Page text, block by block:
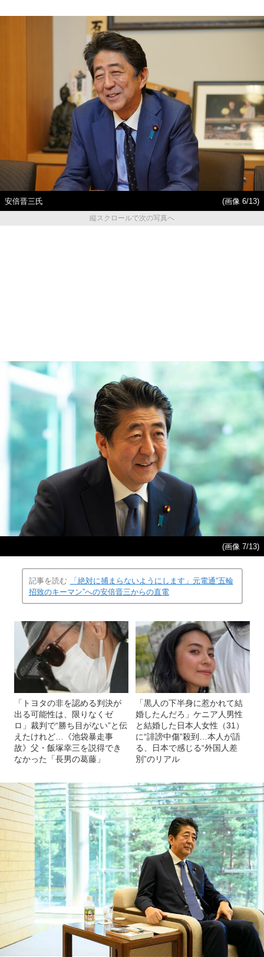
安倍晋三氏
(画像 6/13)
縦スクロールで次の写真へ
(画像 7/13)
記事を読む
「絶対に捕まらないようにします」元電通“五輪
招致のキーマン”への安倍晋三からの直電
「トヨタの非を認める判決が
出る可能性は、限りなくゼ
ロ」裁判で“勝ち目がない”と伝
えたけれど…《池袋暴走事
故》父・飯塚幸三を説得でき
なかった「長男の葛藤」
「黒人の下半身に惹かれて結
婚したんだろ」ケニア人男性
と結婚した日本人女性（31）
に“誹謗中傷”殺到…本人が語
る、日本で感じる“外国人差
別”のリアル